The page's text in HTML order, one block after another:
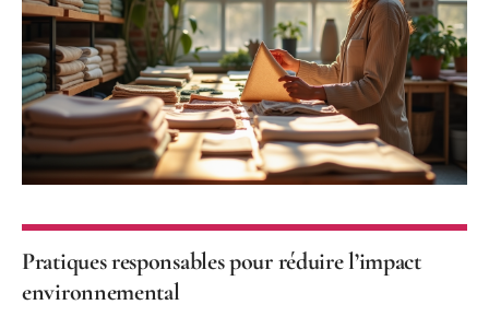
Pratiques responsables pour réduire l’impact
environnemental